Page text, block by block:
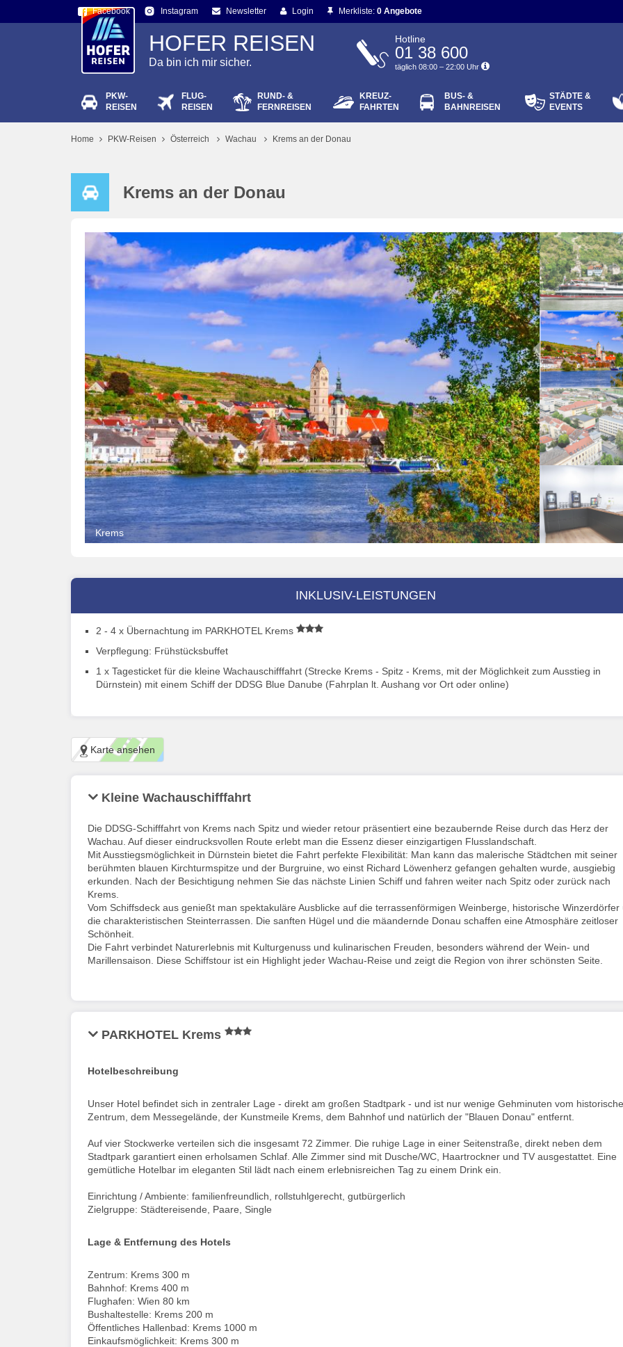
Facebook Instagram Newsletter Login
Passwort vergessen?
Merkliste: 0 Angebote
HOFER REISEN
Da bin ich mir sicher.
Hotline
01 38 600
täglich 08:00 – 22:00 Uhr
PKW-
REISEN
FLUG-
REISEN
RUND- &
FERNREISEN
KREUZ-
FAHRTEN
BUS- &
BAHNREISEN
STÄDTE &
EVENTS
Home PKW-Reisen Österreich Wachau Krems an der Donau
Krems an der Donau
Krems
INKLUSIV-LEISTUNGEN
2 - 4 x Übernachtung im PARKHOTEL Krems
Verpflegung: Frühstücksbuffet
1 x Tagesticket für die kleine Wachauschifffahrt (Strecke Krems - Spitz - Krems, mit der Möglichkeit zum Ausstieg in
Dürnstein) mit einem Schiff der DDSG Blue Danube (Fahrplan lt. Aushang vor Ort oder online)
Karte ansehen
Kleine Wachauschifffahrt
Die DDSG-Schifffahrt von Krems nach Spitz und wieder retour präsentiert eine bezaubernde Reise durch das Herz der
Wachau. Auf dieser eindrucksvollen Route erlebt man die Essenz dieser einzigartigen Flusslandschaft.
Mit Ausstiegsmöglichkeit in Dürnstein bietet die Fahrt perfekte Flexibilität: Man kann das malerische Städtchen mit seiner
berühmten blauen Kirchturmspitze und der Burgruine, wo einst Richard Löwenherz gefangen gehalten wurde, ausgiebig
erkunden. Nach der Besichtigung nehmen Sie das nächste Linien Schiff und fahren weiter nach Spitz oder zurück nach
Krems.
Vom Schiffsdeck aus genießt man spektakuläre Ausblicke auf die terrassenförmigen Weinberge, historische Winzerdörfer
die charakteristischen Steinterrassen. Die sanften Hügel und die mäandernde Donau schaffen eine Atmosphäre zeitloser
Schönheit.
Die Fahrt verbindet Naturerlebnis mit Kulturgenuss und kulinarischen Freuden, besonders während der Wein- und
Marillensaison. Diese Schiffstour ist ein Highlight jeder Wachau-Reise und zeigt die Region von ihrer schönsten Seite.
PARKHOTEL Krems
Hotelbeschreibung
Unser Hotel befindet sich in zentraler Lage - direkt am großen Stadtpark - und ist nur wenige Gehminuten vom
Zentrum, dem Messegelände, der Kunstmeile Krems, dem Bahnhof und natürlich der "Blauen Donau" entfernt.
Auf vier Stockwerke verteilen sich die insgesamt 72 Zimmer. Die ruhige Lage in einer Seitenstraße, direkt neben dem
Stadtpark garantiert einen erholsamen Schlaf. Alle Zimmer sind mit Dusche/WC, Haartrockner und TV ausgestattet. Eine
gemütliche Hotelbar im eleganten Stil lädt nach einem erlebnisreichen Tag zu einem Drink ein.
Einrichtung / Ambiente: familienfreundlich, rollstuhlgerecht, gutbürgerlich
Zielgruppe: Städtereisende, Paare, Single
Lage & Entfernung des Hotels
Zentrum: Krems 300 m
Bahnhof: Krems 400 m
Flughafen: Wien 80 km
Bushaltestelle: Krems 200 m
Öffentliches Hallenbad: Krems 1000 m
Einkaufsmöglichkeit: Krems 300 m